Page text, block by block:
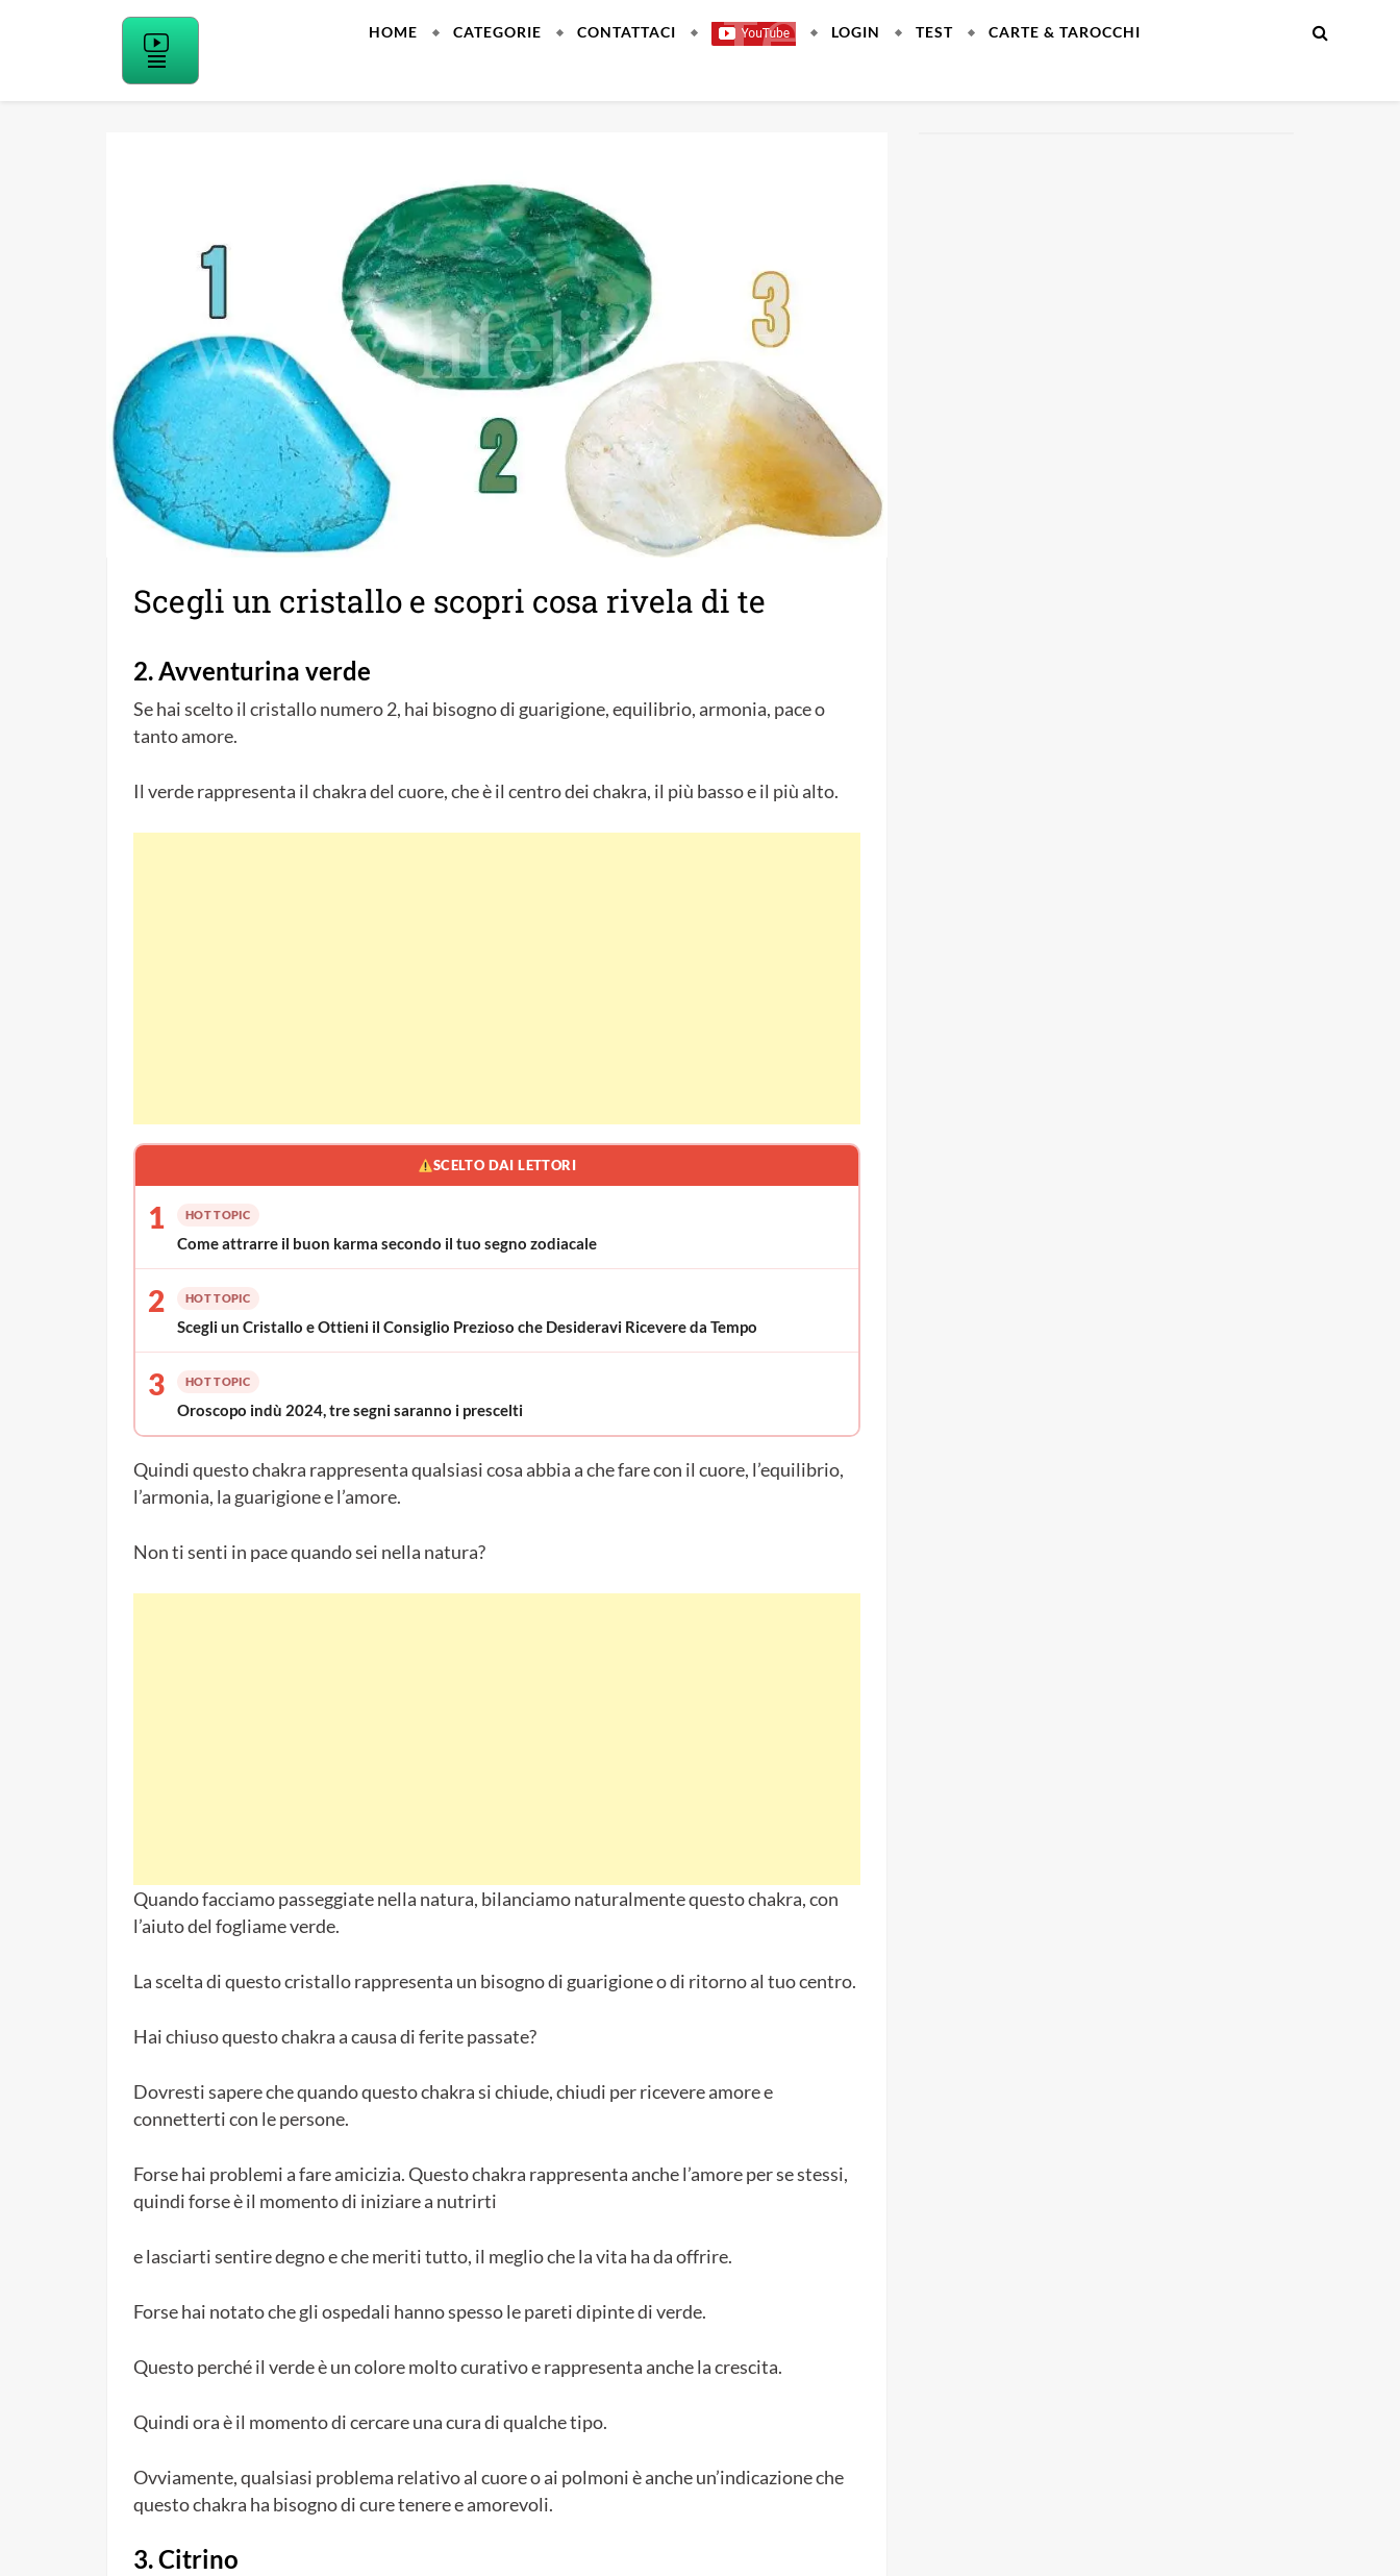
HOME CATEGORIE CONTATTACI LOGIN TEST CARTE & TAROCCHI
Scegli un cristallo e scopri cosa rivela di te
2. Avventurina verde
Se hai scelto il cristallo numero 2, hai bisogno di guarigione, equilibrio, armonia, pace o
tanto amore.
Il verde rappresenta il chakra del cuore, che è il centro dei chakra, il più basso e il più alto.
SCELTO DAI LETTORI
1 HOT TOPIC
Come attrarre il buon karma secondo il tuo segno zodiacale
2 HOT TOPIC
Scegli un Cristallo e Ottieni il Consiglio Prezioso che Desideravi Ricevere da Tempo
3 HOT TOPIC
Oroscopo indù 2024, tre segni saranno i prescelti
Quindi questo chakra rappresenta qualsiasi cosa abbia a che fare con il cuore, l’equilibrio,
l’armonia, la guarigione e l’amore.
Non ti senti in pace quando sei nella natura?
Quando facciamo passeggiate nella natura, bilanciamo naturalmente questo chakra, con
l’aiuto del fogliame verde.
La scelta di questo cristallo rappresenta un bisogno di guarigione o di ritorno al tuo centro.
Hai chiuso questo chakra a causa di ferite passate?
Dovresti sapere che quando questo chakra si chiude, chiudi per ricevere amore e
connetterti con le persone.
Forse hai problemi a fare amicizia. Questo chakra rappresenta anche l’amore per se stessi,
quindi forse è il momento di iniziare a nutrirti
e lasciarti sentire degno e che meriti tutto, il meglio che la vita ha da offrire.
Forse hai notato che gli ospedali hanno spesso le pareti dipinte di verde.
Questo perché il verde è un colore molto curativo e rappresenta anche la crescita.
Quindi ora è il momento di cercare una cura di qualche tipo.
Ovviamente, qualsiasi problema relativo al cuore o ai polmoni è anche un’indicazione che
questo chakra ha bisogno di cure tenere e amorevoli.
3. Citrino